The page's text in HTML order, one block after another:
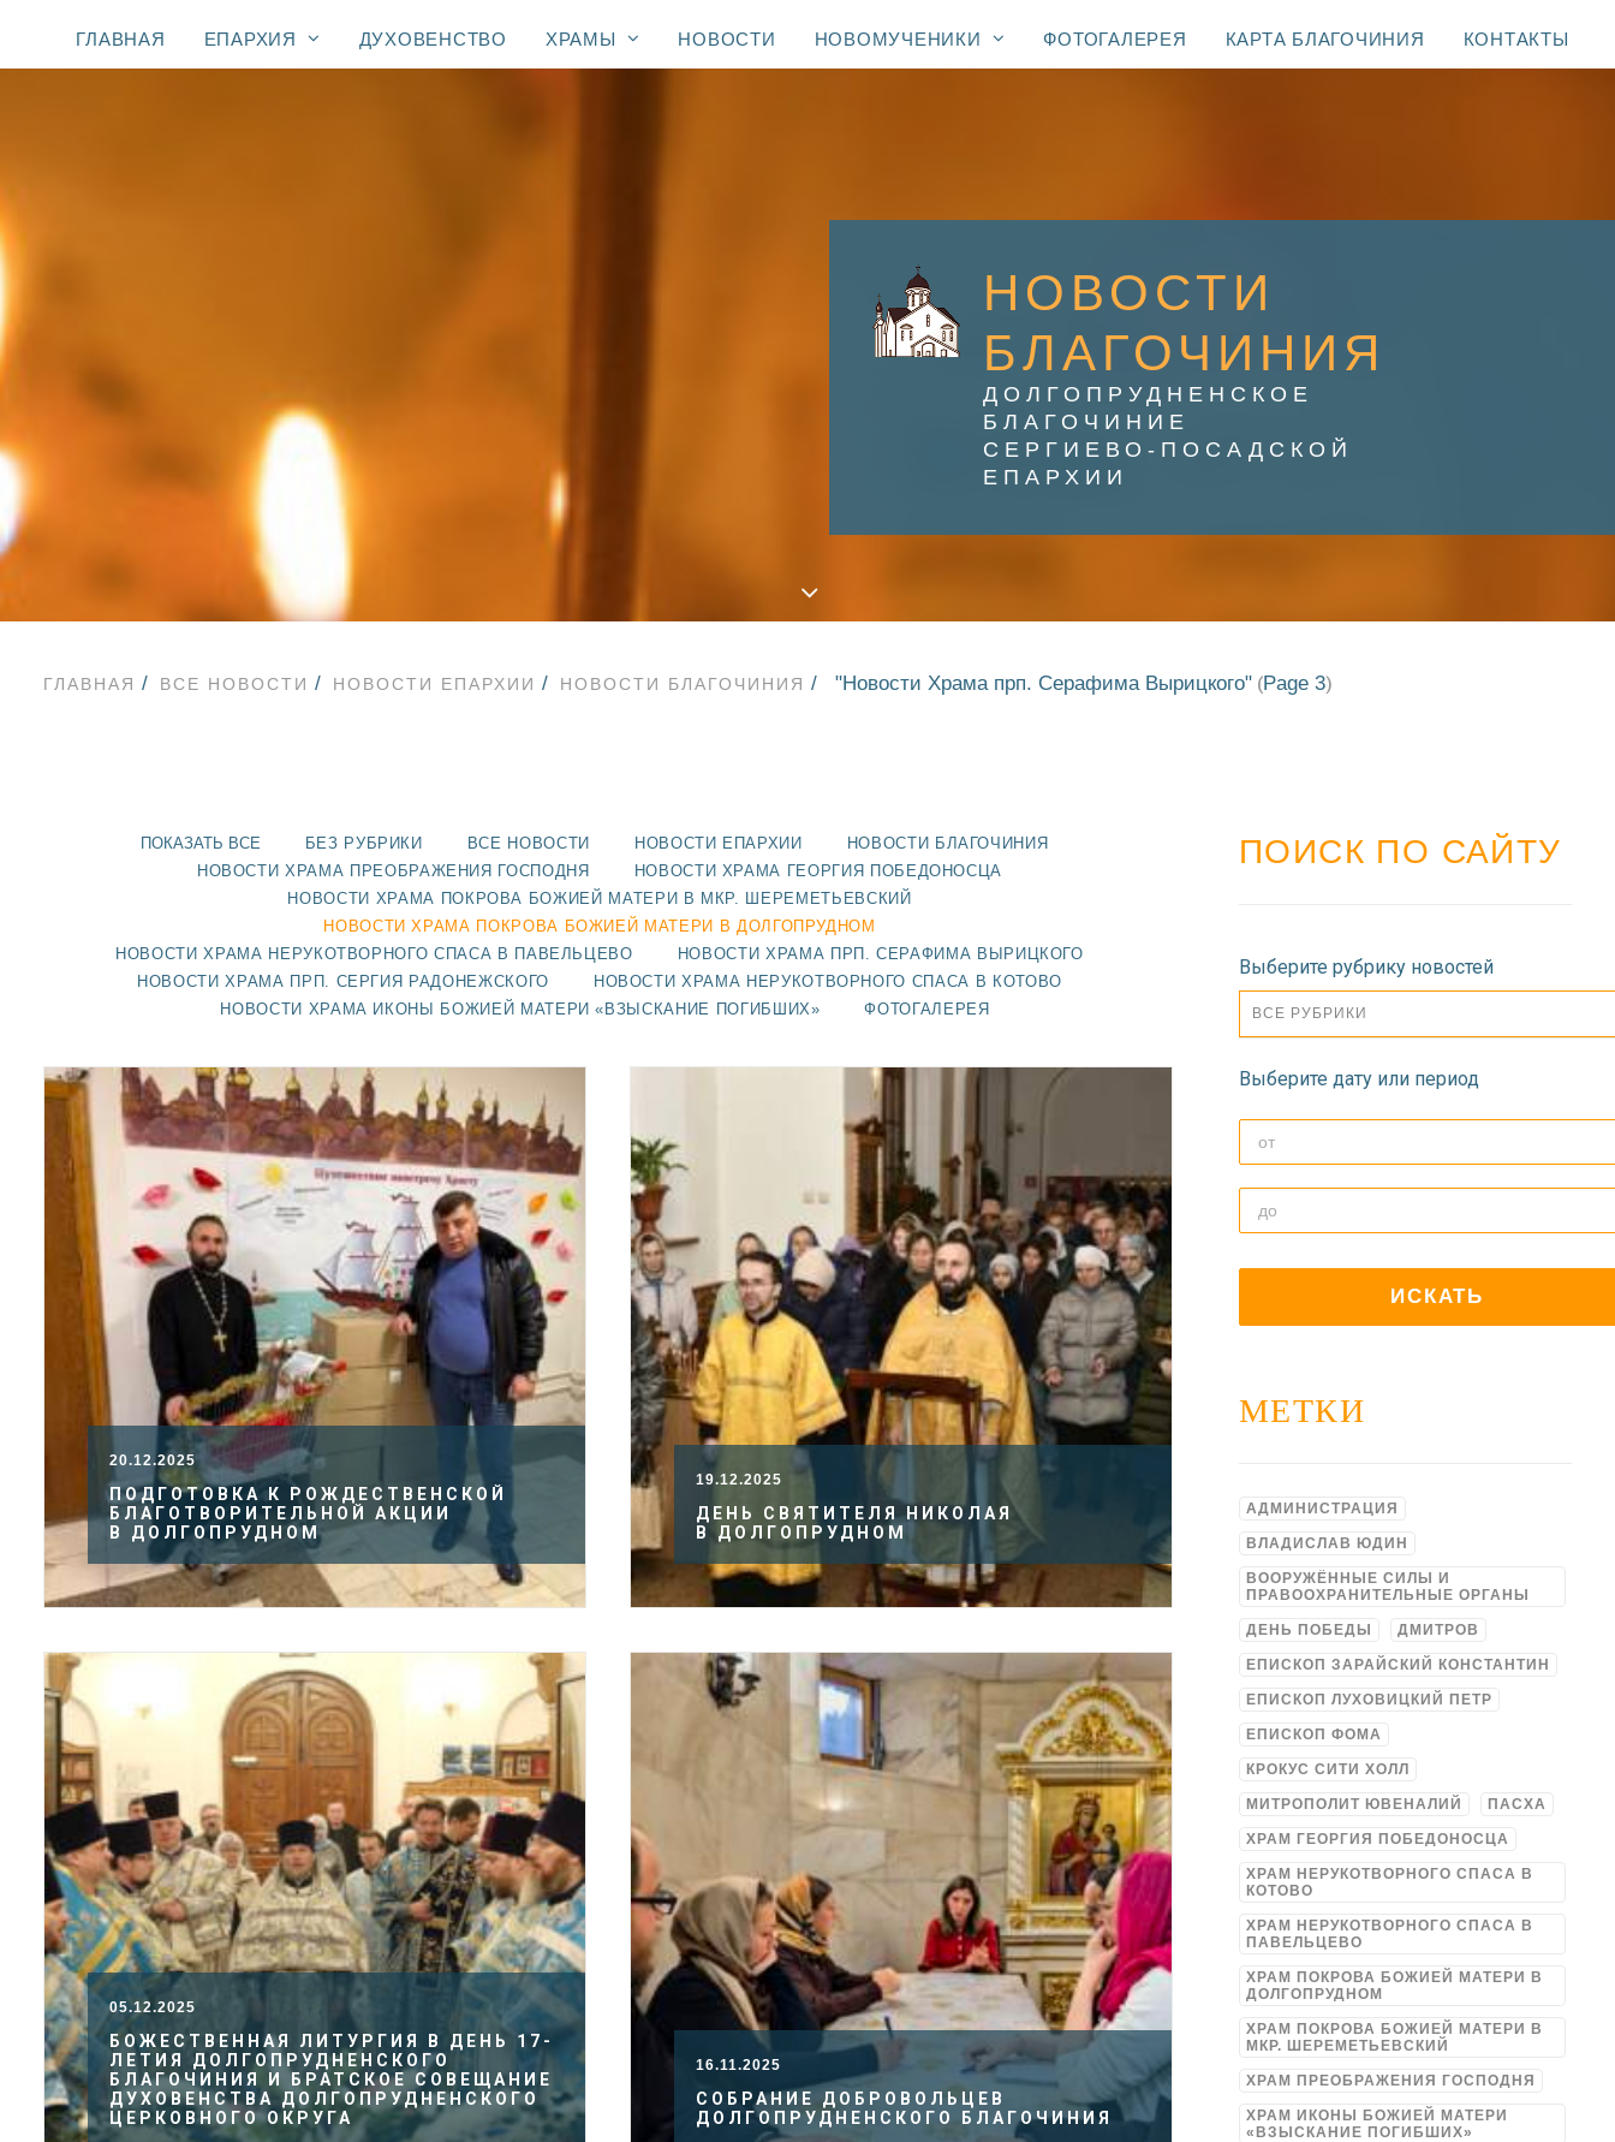
ГЛАВНАЯ ЕПАРХИЯ ДУХОВЕНСТВО ХРАМЫ НОВОСТИ НОВОМУЧЕНИКИ ФОТОГАЛЕРЕЯ КАРТА БЛАГОЧИНИЯ КОНТАКТЫ
НОВОСТИ
БЛАГОЧИНИЯ
ДОЛГОПРУДНЕНСКОЕ
БЛАГОЧИНИЕ
СЕРГИЕВО-ПОСАДСКОЙ
ЕПАРХИИ
ГЛАВНАЯ ВСЕ НОВОСТИ НОВОСТИ ЕПАРХИИ НОВОСТИ БЛАГОЧИНИЯ "Новости Храма прп. Серафима Вырицкого" (Page 3)
ПОКАЗАТЬ ВСЕ БЕЗ РУБРИКИ ВСЕ НОВОСТИ НОВОСТИ ЕПАРХИИ
НОВОСТИ БЛАГОЧИНИЯ
НОВОСТИ ХРАМА ПРЕОБРАЖЕНИЯ ГОСПОДНЯ
НОВОСТИ ХРАМА ГЕОРГИЯ ПОБЕДОНОСЦА
НОВОСТИ ХРАМА ПОКРОВА БОЖИЕЙ МАТЕРИ В МКР. ШЕРЕМЕТЬЕВСКИЙ
НОВОСТИ ХРАМА ПОКРОВА БОЖИЕЙ МАТЕРИ В ДОЛГОПРУДНОМ
НОВОСТИ ХРАМА НЕРУКОТВОРНОГО СПАСА В ПАВЕЛЬЦЕВО
НОВОСТИ ХРАМА ПРП. СЕРАФИМА ВЫРИЦКОГО
НОВОСТИ ХРАМА ПРП. СЕРГИЯ РАДОНЕЖСКОГО
НОВОСТИ ХРАМА НЕРУКОТВОРНОГО СПАСА В КОТОВО
НОВОСТИ ХРАМА ИКОНЫ БОЖИЕЙ МАТЕРИ «ВЗЫСКАНИЕ ПОГИБШИХ»
ФОТОГАЛЕРЕЯ
20.12.2025
ПОДГОТОВКА К РОЖДЕСТВЕНСКОЙ
БЛАГОТВОРИТЕЛЬНОЙ АКЦИИ
В ДОЛГОПРУДНОМ
19.12.2025
ДЕНЬ СВЯТИТЕЛЯ НИКОЛАЯ
В ДОЛГОПРУДНОМ
05.12.2025
БОЖЕСТВЕННАЯ ЛИТУРГИЯ В ДЕНЬ 17-
ЛЕТИЯ ДОЛГОПРУДНЕНСКОГО
БЛАГОЧИНИЯ И БРАТСКОЕ СОВЕЩАНИЕ
ДУХОВЕНСТВА ДОЛГОПРУДНЕНСКОГО
ЦЕРКОВНОГО ОКРУГА
16.11.2025
СОБРАНИЕ ДОБРОВОЛЬЦЕВ
ДОЛГОПРУДНЕНСКОГО БЛАГОЧИНИЯ
ПОИСК ПО САЙТУ
Выберите рубрику новостей
ВСЕ РУБРИКИ
Выберите дату или период
МЕТКИ
АДМИНИСТРАЦИЯ
ВЛАДИСЛАВ ЮДИН
ВООРУЖЁННЫЕ СИЛЫ И
ПРАВООХРАНИТЕЛЬНЫЕ ОРГАНЫ
ДЕНЬ ПОБЕДЫ ДМИТРОВ
ЕПИСКОП ЗАРАЙСКИЙ КОНСТАНТИН
ЕПИСКОП ЛУХОВИЦКИЙ ПЕТР
ЕПИСКОП ФОМА
КРОКУС СИТИ ХОЛЛ
МИТРОПОЛИТ ЮВЕНАЛИЙ ПАСХА
ХРАМ ГЕОРГИЯ ПОБЕДОНОСЦА
ХРАМ НЕРУКОТВОРНОГО СПАСА В
КОТОВО
ХРАМ НЕРУКОТВОРНОГО СПАСА В
ПАВЕЛЬЦЕВО
ХРАМ ПОКРОВА БОЖИЕЙ МАТЕРИ В
ДОЛГОПРУДНОМ
ХРАМ ПОКРОВА БОЖИЕЙ МАТЕРИ В
МКР. ШЕРЕМЕТЬЕВСКИЙ
ХРАМ ПРЕОБРАЖЕНИЯ ГОСПОДНЯ
ХРАМ ИКОНЫ БОЖИЕЙ МАТЕРИ
«ВЗЫСКАНИЕ ПОГИБШИХ»